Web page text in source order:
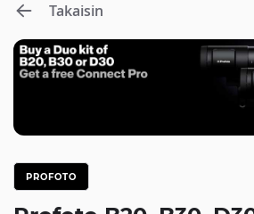
Takaisin
PROFOTO